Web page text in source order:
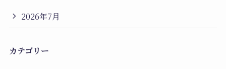
2026年7月
カテゴリー